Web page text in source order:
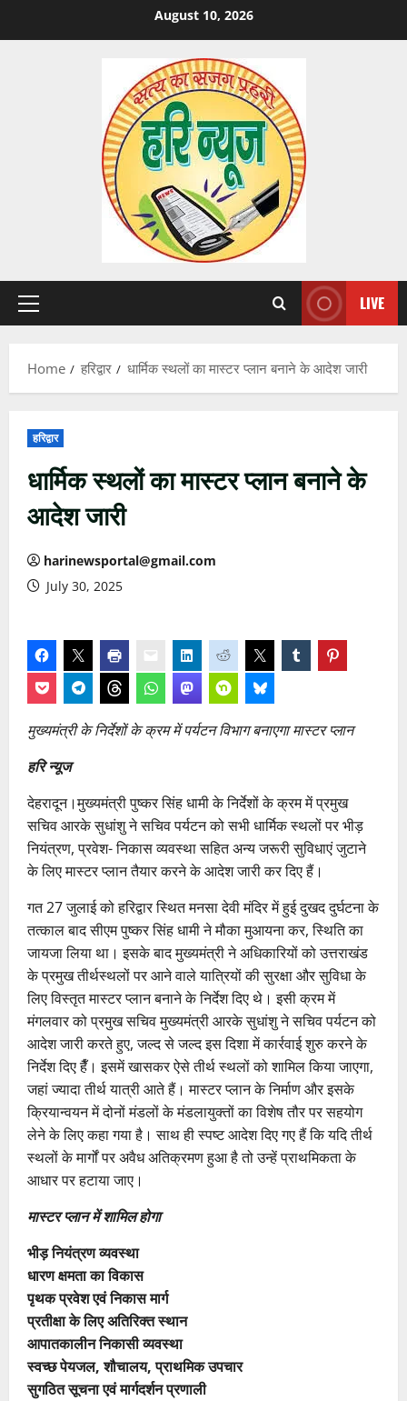
August 10, 2026
Primary
LIVE
Home हरिद्वार धार्मिक स्थलों का मास्टर प्लान बनाने के आदेश जारी
हरिद्वार
धार्मिक स्थलों का मास्टर प्लान बनाने के
आदेश जारी
harinewsportal@gmail.com
July 30, 2025
मुख्यमंत्री के निर्देशों के क्रम में पर्यटन विभाग बनाएगा मास्टर प्लान
हरि न्यूज
देहरादून।मुख्यमंत्री पुष्कर सिंह धामी के निर्देशों के क्रम में प्रमुख
सचिव आरके सुधांशु ने सचिव पर्यटन को सभी धार्मिक स्थलों पर भीड़
नियंत्रण, प्रवेश- निकास व्यवस्था सहित अन्य जरूरी सुविधाएं जुटाने
के लिए मास्टर प्लान तैयार करने के आदेश जारी कर दिए हैं।
गत 27 जुलाई को हरिद्वार स्थित मनसा देवी मंदिर में हुई दुखद दुर्घटना के
तत्काल बाद सीएम पुष्कर सिंह धामी ने मौका मुआयना कर, स्थिति का
जायजा लिया था। इसके बाद मुख्यमंत्री ने अधिकारियों को उत्तराखंड
के प्रमुख तीर्थस्थलों पर आने वाले यात्रियों की सुरक्षा और सुविधा के
लिए विस्तृत मास्टर प्लान बनाने के निर्देश दिए थे। इसी क्रम में
मंगलवार को प्रमुख सचिव मुख्यमंत्री आरके सुधांशु ने सचिव पर्यटन को
आदेश जारी करते हुए, जल्द से जल्द इस दिशा में कार्रवाई शुरु करने के
निर्देश दिए हैँ। इसमें खासकर ऐसे तीर्थ स्थलों को शामिल किया जाएगा,
जहां ज्यादा तीर्थ यात्री आते हैं। मास्टर प्लान के निर्माण और इसके
क्रियान्वयन में दोनों मंडलों के मंडलायुक्तों का विशेष तौर पर सहयोग
लेने के लिए कहा गया है। साथ ही स्पष्ट आदेश दिए गए हैं कि यदि तीर्थ
स्थलों के मार्गों पर अवैध अतिक्रमण हुआ है तो उन्हें प्राथमिकता के
आधार पर हटाया जाए।
मास्टर प्लान में शामिल होगा
भीड़ नियंत्रण व्यवस्था
धारण क्षमता का विकास
पृथक प्रवेश एवं निकास मार्ग
प्रतीक्षा के लिए अतिरिक्त स्थान
आपातकालीन निकासी व्यवस्था
स्वच्छ पेयजल, शौचालय, प्राथमिक उपचार
सुगठित सूचना एवं मार्गदर्शन प्रणाली